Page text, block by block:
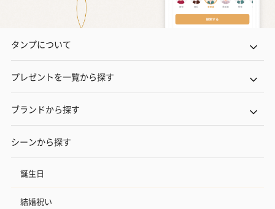
タンプについて
プレゼントを一覧から探す
ブランドから探す
シーンから探す
誕生日
結婚祝い